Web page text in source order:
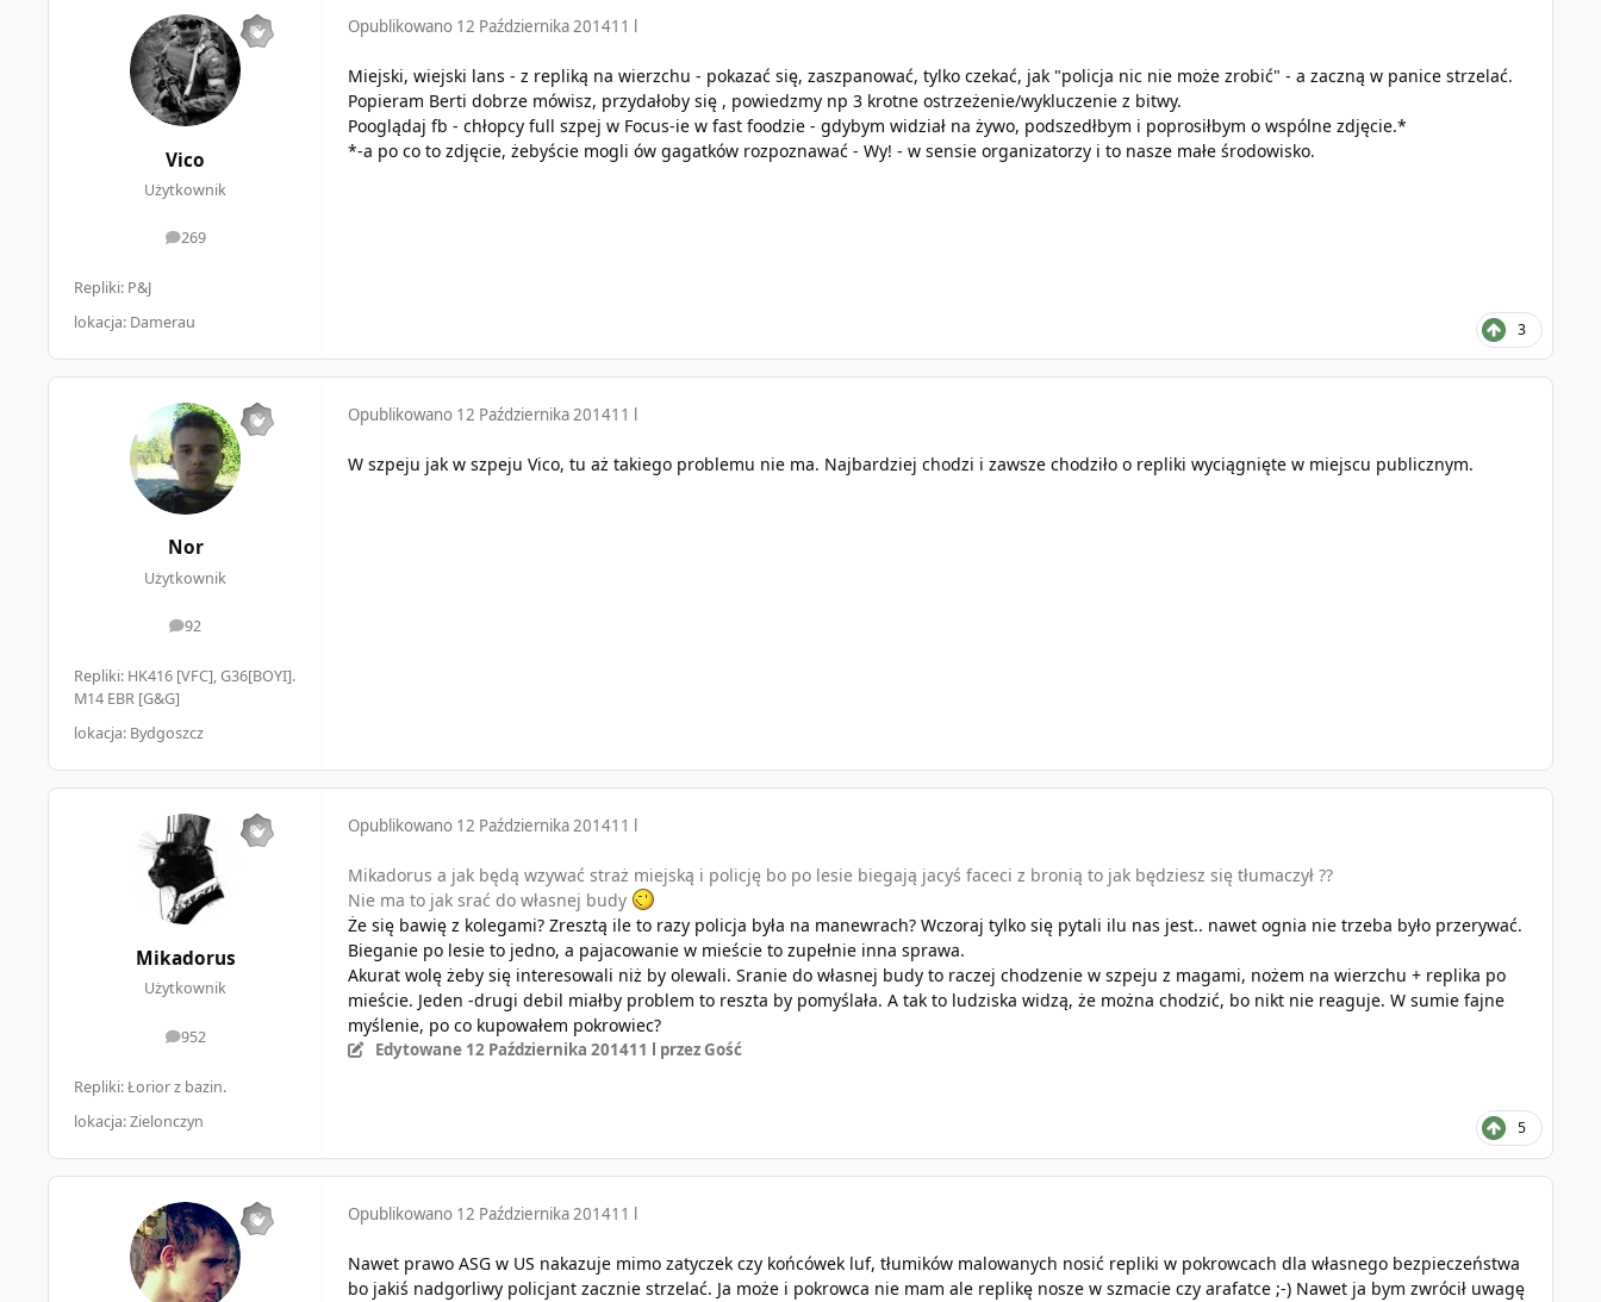
Vico
Użytkownik
269
odpowiedzi
Repliki: P&J
lokacja: Damerau
Opublikowano 12 Października 201411 l
Miejski, wiejski lans - z repliką na wierzchu - pokazać się, zaszpanować, tylko czekać, jak "policja nic nie może zrobić" - a zaczną w panice strzelać.
Popieram Berti dobrze mówisz, przydałoby się , powiedzmy np 3 krotne ostrzeżenie/wykluczenie z bitwy.
Pooglądaj fb - chłopcy full szpej w Focus-ie w fast foodzie - gdybym widział na żywo, podszedłbym i poprosiłbym o wspólne zdjęcie.*
*-a po co to zdjęcie, żebyście mogli ów gagatków rozpoznawać - Wy! - w sensie organizatorzy i to nasze małe środowisko.
3
Nor
Użytkownik
92
odpowiedzi
Repliki: HK416 [VFC], G36[BOYI].
M14 EBR [G&G]
lokacja: Bydgoszcz
Opublikowano 12 Października 201411 l
W szpeju jak w szpeju Vico, tu aż takiego problemu nie ma. Najbardziej chodzi i zawsze chodziło o repliki wyciągnięte w miejscu publicznym.
Mikadorus
Użytkownik
952
odpowiedzi
Repliki: Łorior z bazin.
lokacja: Zielonczyn
Opublikowano 12 Października 201411 l
Mikadorus a jak będą wzywać straż miejską i policję bo po lesie biegają jacyś faceci z bronią to jak będziesz się tłumaczył ??
Nie ma to jak srać do własnej budy
Że się bawię z kolegami? Zresztą ile to razy policja była na manewrach? Wczoraj tylko się pytali ilu nas jest.. nawet ognia nie trzeba było przerywać.
Bieganie po lesie to jedno, a pajacowanie w mieście to zupełnie inna sprawa.
Akurat wolę żeby się interesowali niż by olewali. Sranie do własnej budy to raczej chodzenie w szpeju z magami, nożem na wierzchu + replika po
mieście. Jeden -drugi debil miałby problem to reszta by pomyślała. A tak to ludziska widzą, że można chodzić, bo nikt nie reaguje. W sumie fajne
myślenie, po co kupowałem pokrowiec?
Edytowane 12 Października 201411 l przez Gość
5
Opublikowano 12 Października 201411 l
Nawet prawo ASG w US nakazuje mimo zatyczek czy końcówek luf, tłumików malowanych nosić repliki w pokrowcach dla własnego bezpieczeństwa
bo jakiś nadgorliwy policjant zacznie strzelać. Ja może i pokrowca nie mam ale replikę nosze w szmacie czy arafatce ;-) Nawet ja bym zwrócił uwagę